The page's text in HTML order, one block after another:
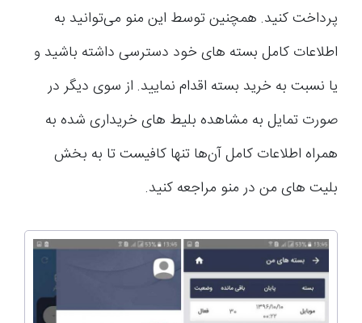
پرداخت کنید. همچنین توسط این منو می‌توانید به
اطلاعات کامل بسته های خود دسترسی داشته باشید و
یا نسبت به خرید بسته اقدام نمایید. از سوی دیگر در
صورت تمایل به مشاهده بلیط های خریداری شده به
همراه اطلاعات کامل آن‌ها تنها کافیست تا به بخش
بلیت های من در منو مراجعه کنید.